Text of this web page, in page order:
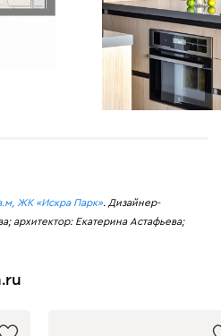
ЖК «Искра Парк». Дизайнер-
архитектор: Екатерина Астафьева;